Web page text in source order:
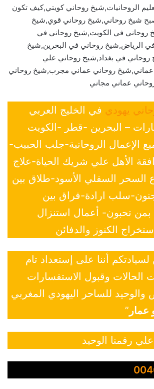
الروحانيات,شيخ روحاني كويتي,كيف تكون
شيخ روحاني,شيخ روحاني قوي,شيخ
روحاني في الكويت,شيخ روحاني في
الرياض,شيخ روحاني في البحرين,شيخ
في بغداد,شيخ روحاني علي
عماني,شيخ روحاني عماني مجرب,شيخ روحاني
عماني مجاني
يهودي في الخليج العربي
– البحرين -قطر -الكويت
الإعمال الروحانية-جلب الحبيب-
الأهل علي شريك الحياة-علاج
السحر السفلي الأسود-طلاق بين
سلب ارادة-فراق بين
بمن تحبون- أعمال استنزال
الكنوز والدفائن
أننا على إستعداد تام
الحالات وقبول الاستفسارات
للساحر اليهودي المغربي
عمار ”
علي رقمنا الوحيد